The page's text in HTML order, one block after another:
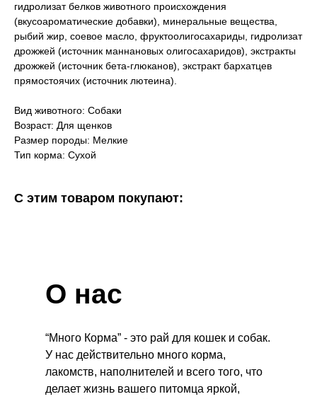
гидролизат белков животного происхождения
(вкусоароматические добавки), минеральные вещества,
рыбий жир, соевое масло, фруктоолигосахариды, гидролизат
дрожжей (источник мaннановых олигосахаридов), экстракты
дрожжей (источник бета-глюканов), экстракт бархатцев
прямостоячих (источник лютеина).
Вид животного: Собаки
Возраст: Для щенков
Размер породы: Мелкие
Тип корма: Сухой
С этим товаром покупают:
“Много Корма” - это рай для кошек и собак.
У нас действительно много корма,
лакомств, наполнителей и всего того, что
делает жизнь вашего питомца яркой,
О нас